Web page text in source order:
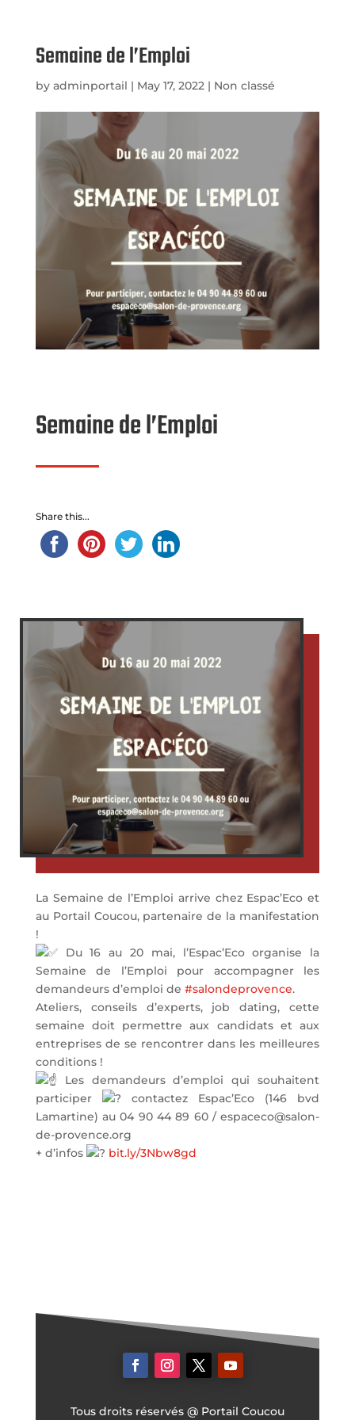
Semaine de l’Emploi
by adminportail | May 17, 2022| Non classé
Semaine de l’Emploi
Share this...
La Semaine de l’Emploi arrive chez Espac’Eco et
au Portail Coucou, partenaire de la manifestation
!
Du 16 au 20 mai, l’Espac’Eco organise la
Semaine de l’Emploi pour accompagner les
demandeurs d’emploi de #salondeprovence.
Ateliers, conseils d’experts, job dating, cette
semaine doit permettre aux candidats et aux
entreprises de se rencontrer dans les meilleures
conditions !
Les demandeurs d’emploi qui souhaitent
participer
contactez Espac’Eco (146 bvd
Lamartine) au 04 90 44 89 60 / espaceco@salon-
de-provence.org
+ d’infos
bit.ly/3Nbw8gd
Tous droits réservés @ Portail Coucou